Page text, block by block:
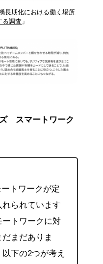
長期化における働く場所
る調査 」
スマートワーク
トワークが定
られています
トワークに対
まだありま
下の2つが考え